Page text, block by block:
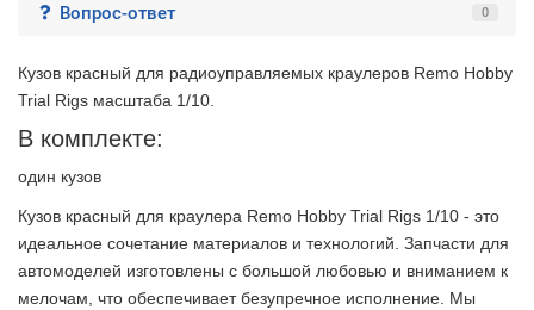
Вопрос-ответ 0
Кузов красный для радиоуправляемых краулеров Remo Hobby
Trial Rigs масштаба 1/10.
В комплекте:
один кузов
Кузов красный для краулера Remo Hobby Trial Rigs 1/10 - это
идеальное сочетание материалов и технологий. Запчасти для
автомоделей изготовлены с большой любовью и вниманием к
мелочам, что обеспечивает безупречное исполнение. Мы